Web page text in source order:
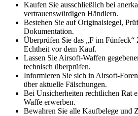
Kaufen Sie ausschließlich bei
vertrauenswürdigen Händlern.
Bestehen Sie auf Originalsiegel,
Dokumentation.
Überprüfen Sie das „F im Fünfeck“
Echtheit vor dem Kauf.
Lassen Sie Airsoft-Waffen
technisch überprüfen.
Informieren Sie sich in Airsoft-
über aktuelle Fälschungen.
Bei Unsicherheiten rechtlichen Rat
Waffe erwerben.
Bewahren Sie alle Kaufbelege und